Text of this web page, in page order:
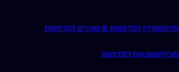
מדפסותדיו למדפסות & טונרים למדפסות
סורקיםשנאים למדפסת